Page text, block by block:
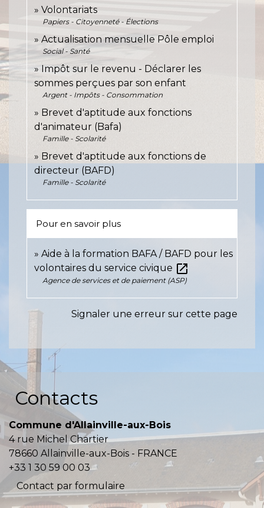
Volontariats
Papiers - Citoyenneté - Élections
Actualisation mensuelle Pôle emploi
Social - Santé
Impôt sur le revenu - Déclarer les
sommes perçues par son enfant
Argent - Impôts - Consommation
Brevet d'aptitude aux fonctions
d'animateur (Bafa)
Famille - Scolarité
Brevet d'aptitude aux fonctions de
directeur (BAFD)
Famille - Scolarité
Pour en savoir plus
Aide à la formation BAFA / BAFD pour les
volontaires du service civique open_in_new
Agence de services et de paiement (ASP)
Signaler une erreur sur cette page
Contacts
Commune d'Allainville-aux-Bois
4 rue Michel Chartier
78660 Allainville-aux-Bois - FRANCE
+33 1 30 59 00 03
Contact par formulaire